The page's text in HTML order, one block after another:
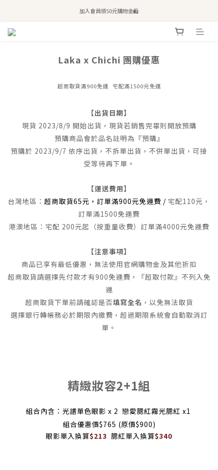
全站滿$2,500免運｜6/30前 含新品滿$1,300超取免運
加入會員領50元購物金🛍️
全站滿$2,500免運｜6/30前 含新品滿$1,300超取免運
Laka x Chichi 團購優惠
超商取貨滿900免運 宅配滿1500元免運
【出貨日期】
現貨 2023/8/9 開始出貨，現貨若銷售完畢則開放預購
預購商品會於品名註明為『預購』
預購於 2023/9/7 依序出貨，不拆單出貨，不併單出貨，可接
受等待再下單。
【運送費用】
台灣地區： 超商取貨65元，訂單滿900元免運費 / 宅配110元，
訂單滿1500免運費
港澳地區：宅配 200元起（按重量收費）訂單滿4000元免運費
【注意事項】
商品已享有最低優惠，無法使用官網購物金及其他折扣
超商取貨請選擇先付款才有900免運費，『超取付款』不列入免
運
超商取貨下單前請確認是否填寫全名 ，以免無法取貨
選擇銀行轉帳務必於期限內繳費，超過期限系統會自動取消訂
單。
精緻妝容2+1組
組合內含：光譜單色眼影 x 2 戀愛腮紅霧光腮紅 x1
組合優惠價$765 (原價$900)
眼影單入換算$213 腮紅單入換算$340